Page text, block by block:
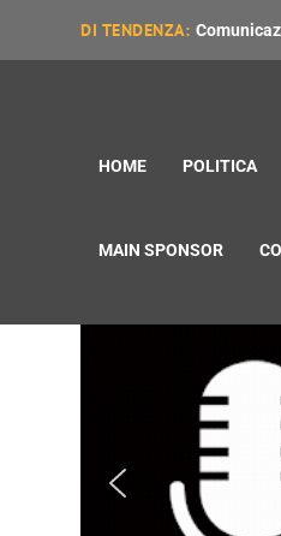
DI TENDENZA:
HOME POLITICA
MAIN SPONSOR